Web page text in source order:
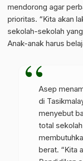
mendorong agar
prioritas. “Kita akan
sekolah-sekolah
Anak-anak harus
Asep
di
menyebut
total
berat. “Kita